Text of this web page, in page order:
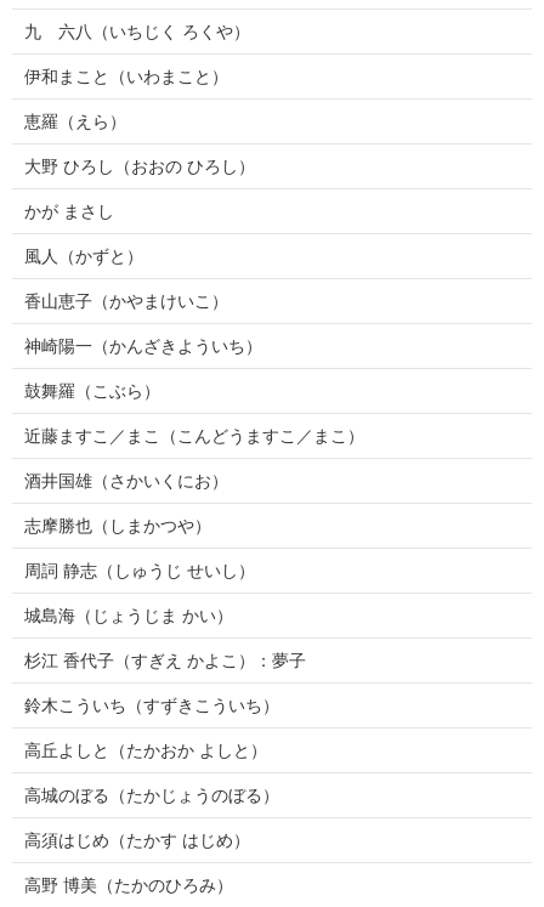
九 六八（いちじく ろくや）
伊和まこと（いわまこと）
恵羅（えら）
大野 ひろし（おおの ひろし）
かが まさし
風人（かずと）
香山恵子（かやまけいこ）
神崎陽一（かんざきよういち）
鼓舞羅（こぶら）
近藤ますこ／まこ（こんどうますこ／まこ）
酒井国雄（さかいくにお）
志摩勝也（しまかつや）
周詞 静志（しゅうじ せいし）
城島海（じょうじま かい）
杉江 香代子（すぎえ かよこ）：夢子
鈴木こういち（すずきこういち）
高丘よしと（たかおか よしと）
高城のぼる（たかじょうのぼる）
高須はじめ（たかす はじめ）
高野 博美（たかのひろみ）